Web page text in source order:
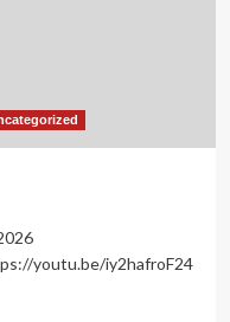
youtu.be/iy2hafroF24